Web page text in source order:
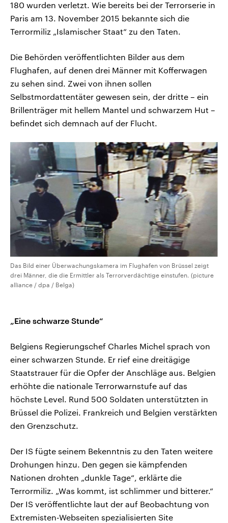
180 wurden verletzt. Wie bereits bei der Terrorserie in
Paris am 13. November 2015 bekannte sich die
Terrormiliz „Islamischer Staat“ zu den Taten.
Die Behörden veröffentlichten Bilder aus dem
Flughafen, auf denen drei Männer mit Kofferwagen
zu sehen sind. Zwei von ihnen sollen
Selbstmordattentäter gewesen sein, der dritte – ein
Brillenträger mit hellem Mantel und schwarzem Hut –
befindet sich demnach auf der Flucht.
Das Bild einer Überwachungskamera im Flughafen von Brüssel zeigt
drei Männer, die die Ermittler als Terrorverdächtige einstufen. (picture
alliance / dpa / Belga)
„Eine schwarze Stunde“
Belgiens Regierungschef Charles Michel sprach von
einer schwarzen Stunde. Er rief eine dreitägige
Staatstrauer für die Opfer der Anschläge aus. Belgien
erhöhte die nationale Terrorwarnstufe auf das
höchste Level. Rund 500 Soldaten unterstützten in
Brüssel die Polizei. Frankreich und Belgien verstärkten
den Grenzschutz.
Der IS fügte seinem Bekenntnis zu den Taten weitere
Drohungen hinzu. Den gegen sie kämpfenden
Nationen drohten „dunkle Tage“, erklärte die
Terrormiliz. „Was kommt, ist schlimmer und bitterer.“
Der IS veröffentlichte laut der auf Beobachtung von
Extremisten-Webseiten spezialisierten Site